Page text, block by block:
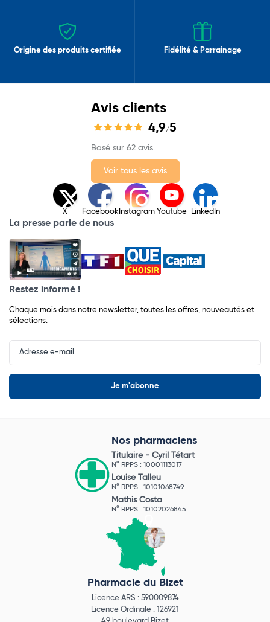
Origine des produits certifiée Fidélité & Parrainage
Avis clients
4,9/5
Basé sur 62 avis.
Voir tous les avis
X Facebook Instagram Youtube LinkedIn
La presse parle de nous
Restez informé !
Chaque mois dans notre newsletter, toutes les offres, nouveautés et
sélections.
Input
Newsletter
Nos pharmaciens
Titulaire - Cyril Tétart
N° RPPS : 10001113017
Louise Talleu
N° RPPS : 10101068749
Mathis Costa
N° RPPS : 10102026845
Pharmacie du Bizet
Licence ARS : 590009874
Licence Ordinale : 126921